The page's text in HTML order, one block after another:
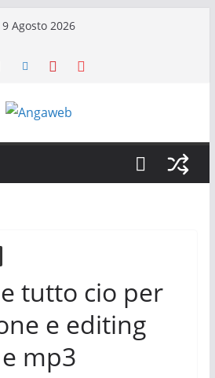
9 Agosto 2026
tutto cio per
e editing
mp3